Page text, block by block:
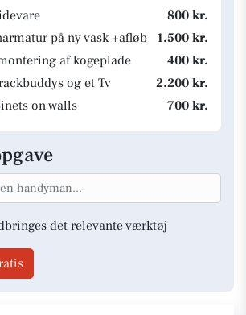
800 kr.
på ny vask +afløb
1.500 kr.
af kogeplade
400 kr.
og et Tv
2.200 kr.
on walls
700 kr.
det relevante værktøj